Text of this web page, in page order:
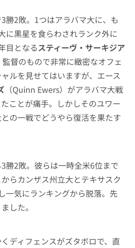
勝2敗。1つはアラバマ大に、も
に黒星を食らわされランク外に
目となるスティーヴ・サーキジア
監督のもので非常に緻密なオフェ
ルを見せてはいますが、エース
（Quinn Ewers）がアラバマ大戦
ことが痛手。しかしそのユワー
の一戦でどうやら復活を果たす
勝2敗。彼らは一時全米6位まで
らカンザス州立大とテキサスク
一気にランキングから脱落。先
した。
ディフェンスがズタボロで、直